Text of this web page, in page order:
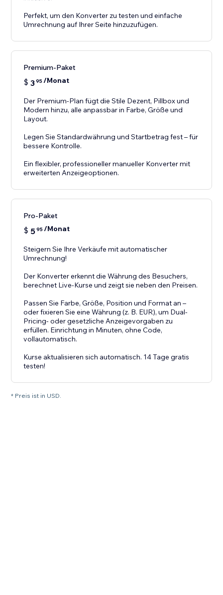
Perfekt, um den Konverter zu testen und einfache
Umrechnung auf Ihrer Seite hinzuzufügen.
Premium-Paket
$ 395/Monat
Der Premium-Plan fügt die Stile Dezent, Pillbox und
Modern hinzu, alle anpassbar in Farbe, Größe und
Layout.
Legen Sie Standardwährung und Startbetrag fest – für
bessere Kontrolle.
Ein flexibler, professioneller manueller Konverter mit
erweiterten Anzeigeoptionen.
Pro-Paket
$ 595/Monat
Steigern Sie Ihre Verkäufe mit automatischer
Umrechnung!
Der Konverter erkennt die Währung des Besuchers,
berechnet Live-Kurse und zeigt sie neben den Preisen.
Passen Sie Farbe, Größe, Position und Format an –
oder fixieren Sie eine Währung (z. B. EUR), um Dual-
Pricing- oder gesetzliche Anzeigevorgaben zu
erfüllen. Einrichtung in Minuten, ohne Code,
vollautomatisch.
Kurse aktualisieren sich automatisch. 14 Tage gratis
testen!
* Preis ist in USD.